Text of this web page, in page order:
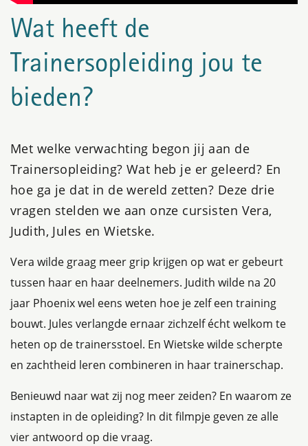
Wat heeft de
Trainersopleiding jou te
bieden?
Met welke verwachting begon jij aan de
Trainersopleiding? Wat heb je er geleerd? En
hoe ga je dat in de wereld zetten? Deze drie
vragen stelden we aan onze cursisten Vera,
Judith, Jules en Wietske.
Vera wilde graag meer grip krijgen op wat er gebeurt
tussen haar en haar deelnemers. Judith wilde na 20
jaar Phoenix wel eens weten hoe je zelf een training
bouwt. Jules verlangde ernaar zichzelf écht welkom te
heten op de trainersstoel. En Wietske wilde scherpte
en zachtheid leren combineren in haar trainerschap.
Benieuwd naar wat zij nog meer zeiden? En waarom ze
instapten in de opleiding? In dit filmpje geven ze alle
vier antwoord op die vraag.